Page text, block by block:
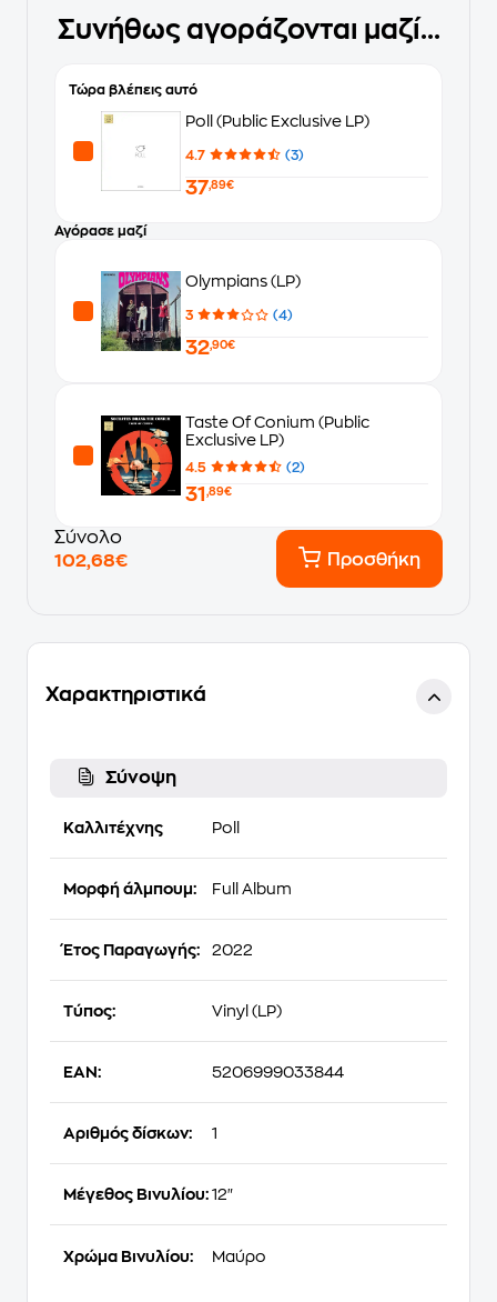
Συνήθως αγοράζονται μαζί...
Τώρα βλέπεις αυτό
Poll (Public Exclusive LP)
4.7 (3)
37,89€
Αγόρασε μαζί
Olympians (LP)
3 (4)
32,90€
Taste Of Conium (Public
Exclusive LP)
4.5 (2)
31 ,89€
Σύνολο
102,68€
Προσθήκη
Χαρακτηριστικά
Σύνοψη
Καλλιτέχνης Poll
Μορφή άλμπουμ: Full Album
Έτος Παραγωγής: 2022
Τύπος: Vinyl (LP)
EAN: 5206999033844
Αριθμός δίσκων: 1
Μέγεθος Βινυλίου: 12"
Χρώμα Βινυλίου: Μαύρο